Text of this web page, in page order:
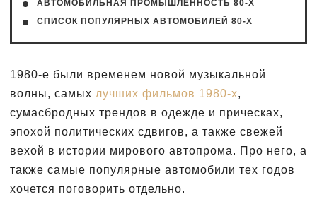
АВТОМОБИЛЬНАЯ ПРОМЫШЛЕННОСТЬ 80-Х
СПИСОК ПОПУЛЯРНЫХ АВТОМОБИЛЕЙ 80-Х
1980-е были временем новой музыкальной
волны, самых лучших фильмов 1980-х,
сумасбродных трендов в одежде и прическах,
эпохой политических сдвигов, а также свежей
вехой в истории мирового автопрома. Про него, а
также самые популярные автомобили тех годов
хочется поговорить отдельно.